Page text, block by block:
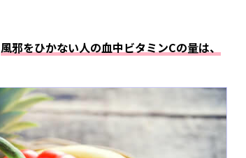
風邪をひかない人の血中ビタミンCの量は、